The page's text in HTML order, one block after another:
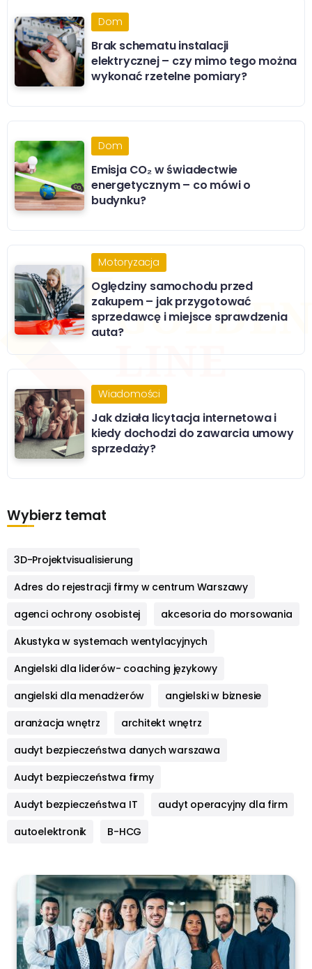
Dom
Brak schematu instalacji
elektrycznej – czy mimo tego można
wykonać rzetelne pomiary?
Dom
Emisja CO₂ w świadectwie
energetycznym – co mówi o
budynku?
Motoryzacja
Oględziny samochodu przed
zakupem – jak przygotować
sprzedawcę i miejsce sprawdzenia
auta?
Wiadomości
Jak działa licytacja internetowa i
kiedy dochodzi do zawarcia umowy
sprzedaży?
Wybierz temat
3D-Projektvisualisierung
Adres do rejestracji firmy w centrum Warszawy
agenci ochrony osobistej
akcesoria do morsowania
Akustyka w systemach wentylacyjnych
Angielski dla liderów- coaching językowy
angielski dla menadżerów
angielski w biznesie
aranżacja wnętrz
architekt wnętrz
audyt bezpieczeństwa danych warszawa
Audyt bezpieczeństwa firmy
Audyt bezpieczeństwa IT
audyt operacyjny dla firm
autoelektronik
B-HCG